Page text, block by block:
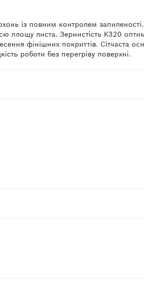
із повним контролем запиленості.
площу листа. Зернистість K320
фінішних покриттів. Сітчаста
роботи без перегріву поверхні.